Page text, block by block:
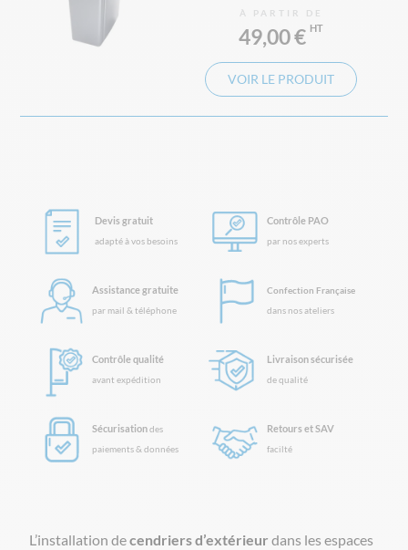
À PARTIR DE
49,00 €
VOIR LE PRODUIT
Devis gratuit
adapté à vos besoins
Contrôle PAO
par nos experts
Assistance gratuite
par mail & téléphone
Confection Française
dans nos ateliers
Contrôle qualité
avant expédition
Livraison sécurisée
de qualité
Sécurisationdes
paiements & données
Retours et SAV
facilté
L’installation decendriers d’extérieur dans les espaces